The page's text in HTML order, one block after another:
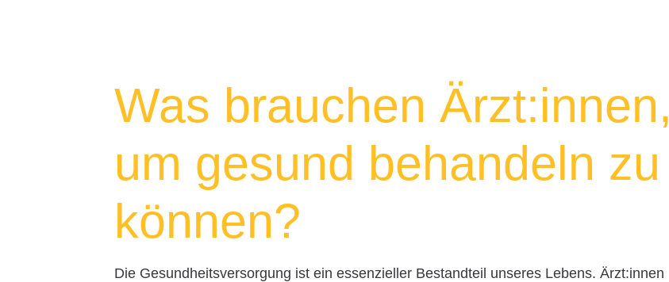
Was brauchen Ärzt:innen,
um gesund behandeln zu
können?
Die Gesundheitsversorgung ist ein essenzieller Bestandteil unseres Lebens. Ärzt:innen